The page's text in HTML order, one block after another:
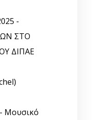
-
ΣΤΟ
ΔΙΠΑΕ
Μουσικό